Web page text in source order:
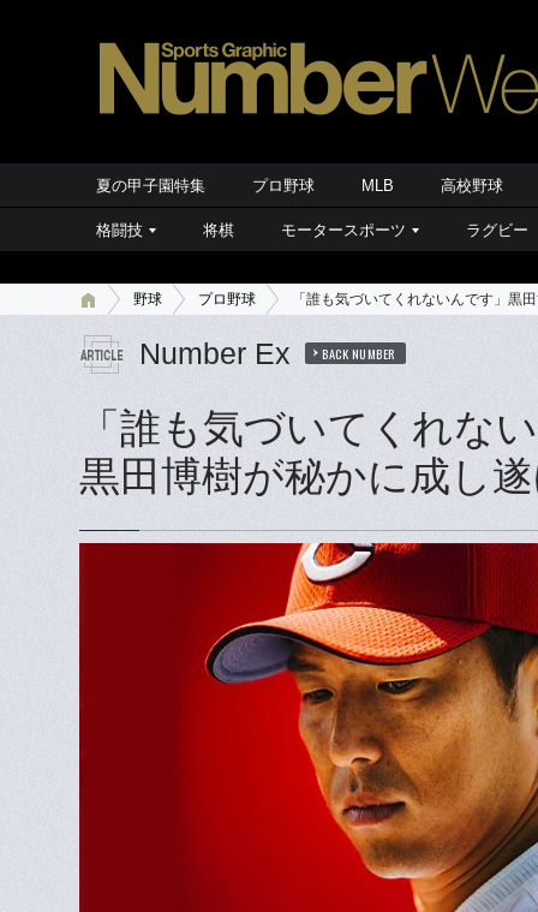
夏の甲子園特集 プロ野球 MLB 高校野球
格闘技 将棋 モータースポーツ ラグビー
野球 プロ野球 「誰も気づいてくれないんです」黒
Number Ex BACK NUMBER
「誰も気づいてくれな
黒田博樹が秘かに成し